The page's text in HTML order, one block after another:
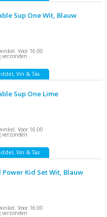
Sup One Wit, Blauw
Voor 16:00
verzonden
Vin & Tas
Sup One Lime
Voor 16:00
verzonden
Vin & Tas
Power Kid Set Wit, Blauw
Voor 16:00
verzonden